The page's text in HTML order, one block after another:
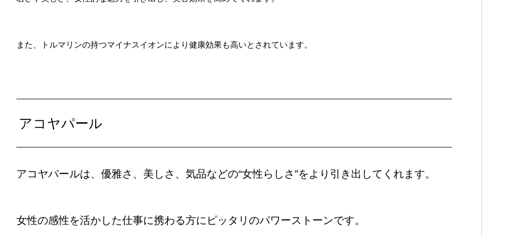
また、トルマリンの持つマイナスイオンにより健康効果も高いとされています。
アコヤパール
アコヤパールは、優雅さ、美しさ、気品などの“女性らしさ”をより引き出してくれます。
女性の感性を活かした仕事に携わる方にピッタリのパワーストーンです。